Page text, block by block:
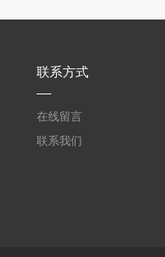
联系方式
在线留言
联系我们